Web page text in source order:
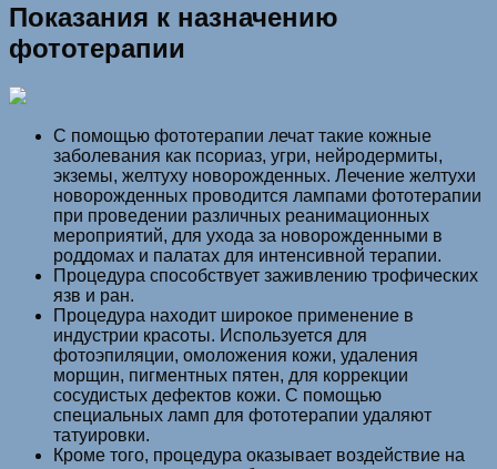
Показания к назначению
фототерапии
С помощью фототерапии лечат такие кожные
заболевания как псориаз, угри, нейродермиты,
экземы, желтуху новорожденных. Лечение желтухи
новорожденных проводится лампами фототерапии
при проведении различных реанимационных
мероприятий, для ухода за новорожденными в
роддомах и палатах для интенсивной терапии.
Процедура способствует заживлению трофических
язв и ран.
Процедура находит широкое применение в
индустрии красоты. Используется для
фотоэпиляции, омоложения кожи, удаления
морщин, пигментных пятен, для коррекции
сосудистых дефектов кожи. С помощью
специальных ламп для фототерапии удаляют
татуировки.
Кроме того, процедура оказывает воздействие на